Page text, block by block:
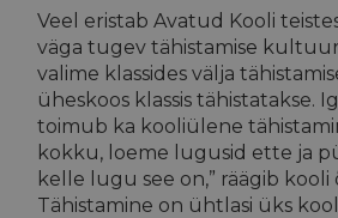
Veel eristab Avatud Kooli
väga tugev tähistamise kultuur.
valime klassides välja
üheskoos klassis tähistatakse.
toimub ka kooliülene
kokku, loeme lugusid ette ja
kelle lugu see on,” räägib
Tähistamine on ühtlasi üks